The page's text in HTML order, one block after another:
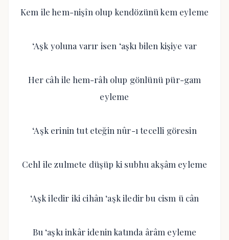
Kem ile hem-nişîn olup kendözünü kem eyleme
‘Aşk yoluna varır isen ‘aşkı bilen kişiye var
Her câh ile hem-râh olup gönlünü pür-gam
eyleme
‘Aşk erinin tut eteğin nûr-ı tecelli göresin
Cehl ile zulmete düşüp ki subhu akşâm eyleme
‘Aşk iledir iki cihân ‘aşk iledir bu cism ü cân
Bu ‘aşkı inkâr idenin katında ârâm eyleme